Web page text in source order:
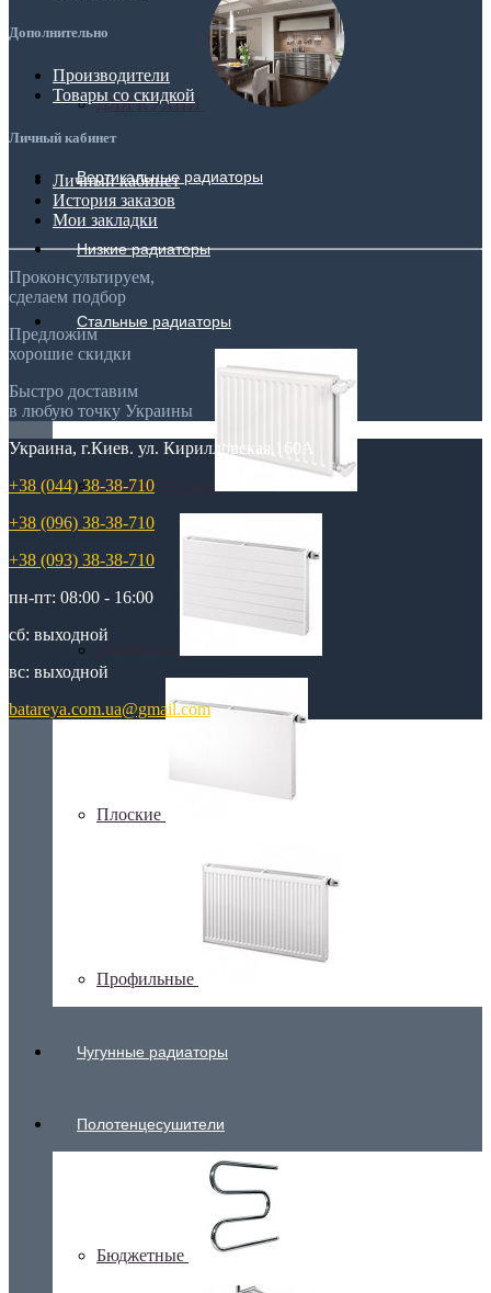
ДЛЯ КУХНИ
Вертикальные радиаторы
Низкие радиаторы
Стальные радиаторы
Гигиенические
Плоские
Профильные
Чугунные радиаторы
Полотенцесушители
Бюджетные
Дополнительно
Производители
Товары со скидкой
Личный кабинет
Личный кабинет
История заказов
Мои закладки
Проконсультируем,
сделаем подбор
Предложим
хорошие скидки
Быстро доставим
в любую точку Украины
Украина, г.Киев. ул. Кирилловская,160А
+38 (044) 38-38-710
+38 (096) 38-38-710
+38 (093) 38-38-710
пн-пт: 08:00 - 16:00
сб: выходной
вс: выходной
batareya.com.ua@gmail.com